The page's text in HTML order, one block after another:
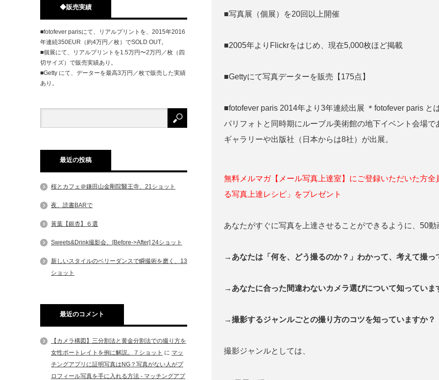
■写真展（個展）を20回以上開催
■2005年よりFlickrをはじめ、現在5,000枚ほど掲載
■Gettyにて写真データーを販売【175点】
■fotofever paris 2014年より3年連続出展 ＊fotofever paris
パリフォトと同時期にルーブル美術館の地下イベント会場
ギャラリーや出版社（日本からは8社）が出展。
無料メルマガ【メール写真上達室】にご登録いただいた方
る写真上達レシピ」をプレゼント
あなたがすぐに写真を上達させることができるように、50
→あなたは「何を、どう撮るのか？」わかって、考えて撮
→あなたに合った間違わないカメラ選びについて知っていま
→撮影するジャンルごとの撮り方のコツを知っていますか？
撮影ジャンルとしては、
◆販売実績
■fotofever parisにて、リアルプリントを、2015年2016
年連続350EUR（約4万円／枚）でSOLD OUT。
■個展にて、リアルプリントを1.5万円〜2万円／枚（四
切サイズ）で販売実績あり。
■Getty にて、データーを最高3万円／枚で販売した実績
あり。
最近の投稿
桜とカフェ＠鎌田山金剛院醫王寺、21ショット
夜、読書BARで
黃葉【銀杏】６選
Sweets&Drink撮影会、[Before->After] 24ショット
新しいスタイルのベリーダンスで瞬撮術を磨く、13
ショット
最近のコメント
【カメラ構図】三分割法と黄金分割法での撮り方を
女性ポートレイトを例に解説。７ショット に マッ
チングアプリに証明写真はNG？写真がない人がプ
ロフィール写真を手に入れる方法 - マッチングアプ